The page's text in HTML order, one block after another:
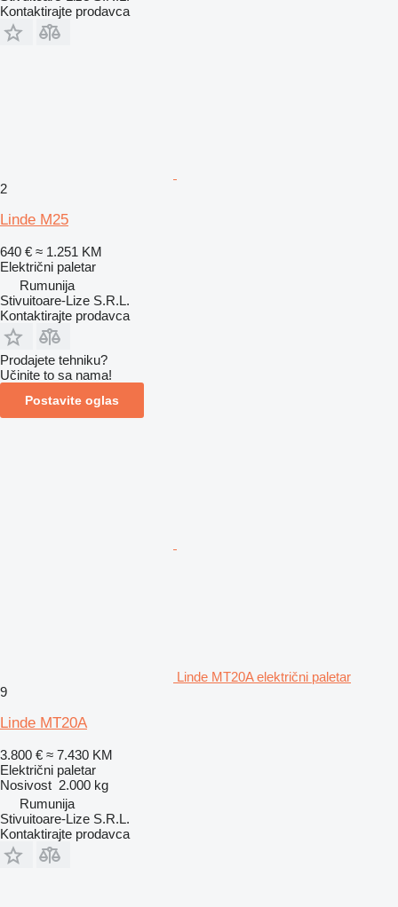
Kontaktirajte prodavca
2
Linde M25
640 € ≈ 1.251 KM
Električni paletar
Rumunija
Stivuitoare-Lize S.R.L.
Kontaktirajte prodavca
Prodajete tehniku?
Učinite to sa nama!
Postavite oglas
Linde MT20A električni paletar
9
Linde MT20A
3.800 € ≈ 7.430 KM
Električni paletar
Nosivost 2.000 kg
Rumunija
Stivuitoare-Lize S.R.L.
Kontaktirajte prodavca